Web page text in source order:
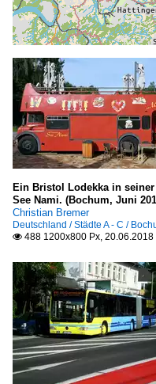
Ein Bristol Lodekka in
See Nami. (Bochum, Juni
Christian Bremer
Deutschland / Städte A - C /
 488 1200x800 Px, 20.06.2018